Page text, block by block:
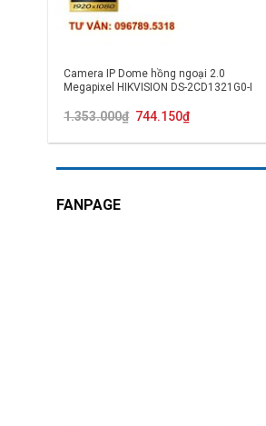
Camera IP Dome hồng ngoại 2.0
Megapixel HIKVISION DS-2CD1321G0-I
1.353.000₫ Giá
744.150₫Giá
hiện
FANPAGE